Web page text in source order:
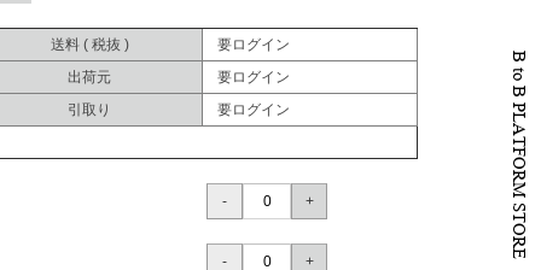
送料 ( 税抜 )
要ログイン
出荷元
要ログイン
引取り
要ログイン
B to B PLATFORM STORE